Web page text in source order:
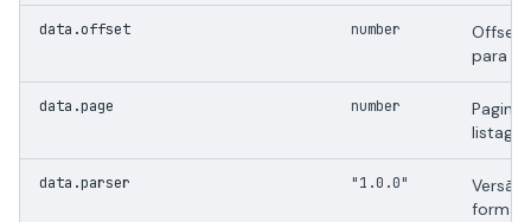
data.offset number
Offset
para
data.page number
Pagina
data.parser "1.0.0"